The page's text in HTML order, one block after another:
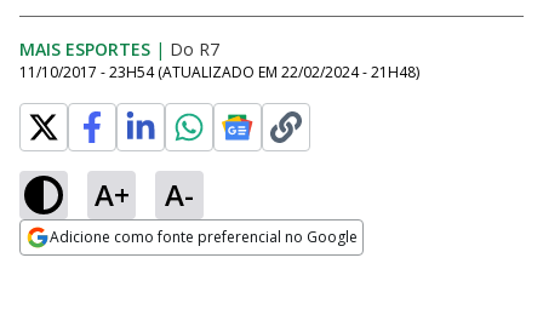
MAIS ESPORTES | Do R7
11/10/2017 - 23H54 (ATUALIZADO EM 22/02/2024 - 21H48)
A+ A-
Adicione como fonte preferencial no Google